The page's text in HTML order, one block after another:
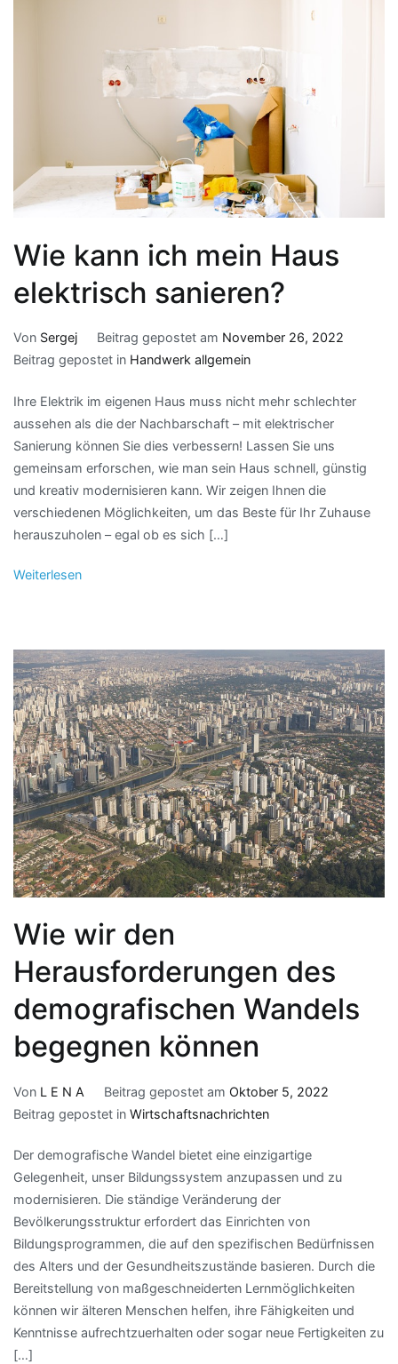
Wie kann ich mein Haus
elektrisch sanieren?
Von Sergej Beitrag gepostet am November 26, 2022
Beitrag gepostet in Handwerk allgemein
Ihre Elektrik im eigenen Haus muss nicht mehr schlechter
aussehen als die der Nachbarschaft – mit elektrischer
Sanierung können Sie dies verbessern! Lassen Sie uns
gemeinsam erforschen, wie man sein Haus schnell, günstig
und kreativ modernisieren kann. Wir zeigen Ihnen die
verschiedenen Möglichkeiten, um das Beste für Ihr Zuhause
herauszuholen – egal ob es sich […]
Weiterlesen
Wie wir den
Herausforderungen des
demografischen Wandels
begegnen können
Von L E N A Beitrag gepostet am Oktober 5, 2022
Beitrag gepostet in Wirtschaftsnachrichten
Der demografische Wandel bietet eine einzigartige
Gelegenheit, unser Bildungssystem anzupassen und zu
modernisieren. Die ständige Veränderung der
Bevölkerungsstruktur erfordert das Einrichten von
Bildungsprogrammen, die auf den spezifischen Bedürfnissen
des Alters und der Gesundheitszustände basieren. Durch die
Bereitstellung von maßgeschneiderten Lernmöglichkeiten
können wir älteren Menschen helfen, ihre Fähigkeiten und
Kenntnisse aufrechtzuerhalten oder sogar neue Fertigkeiten zu
[…]